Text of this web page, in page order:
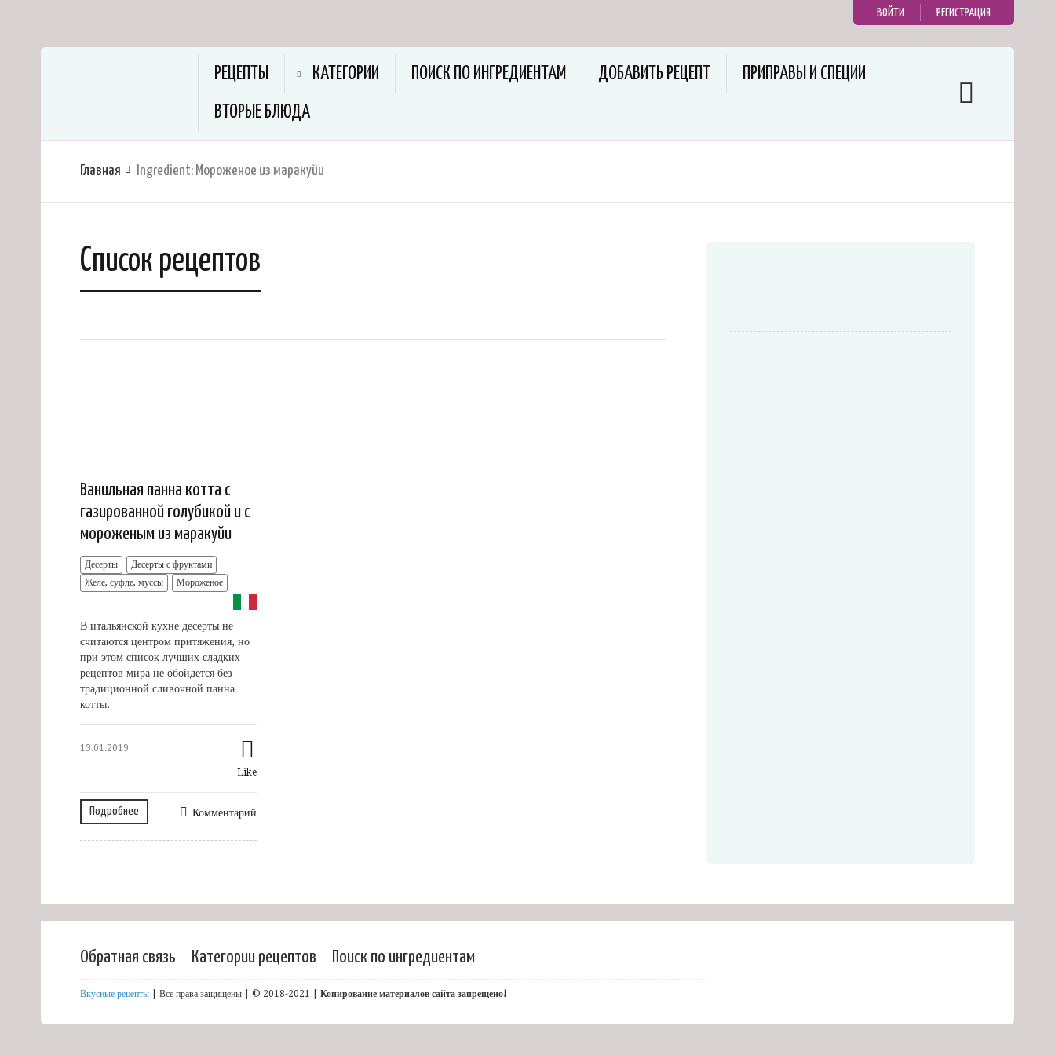
ВОЙТИ РЕГИСТРАЦИЯ
РЕЦЕПТЫ КАТЕГОРИИ ПОИСК ПО ИНГРЕДИЕНТАМ ДОБАВИТЬ РЕЦЕПТ ПРИПРАВЫ И СПЕЦИИ
ВТОРЫЕ БЛЮДА
Главная Ingredient: Мороженое из маракуйи
Список рецептов
Ванильная панна котта с
газированной голубикой и с
мороженым из маракуйи
Десерты
Десерты с фруктами
Желе, суфле, муссы
Мороженое
В итальянской кухне десерты не
считаются центром притяжения, но
при этом список лучших сладких
рецептов мира не обойдется без
традиционной сливочной панна
котты.
13.01.2019
Like
Подробнее Комментарий
Обратная связь Категории рецептов Поиск по ингредиентам
Вкусные рецепты | Все права защищены | © 2018-2021 | Копирование материалов сайта запрещено!